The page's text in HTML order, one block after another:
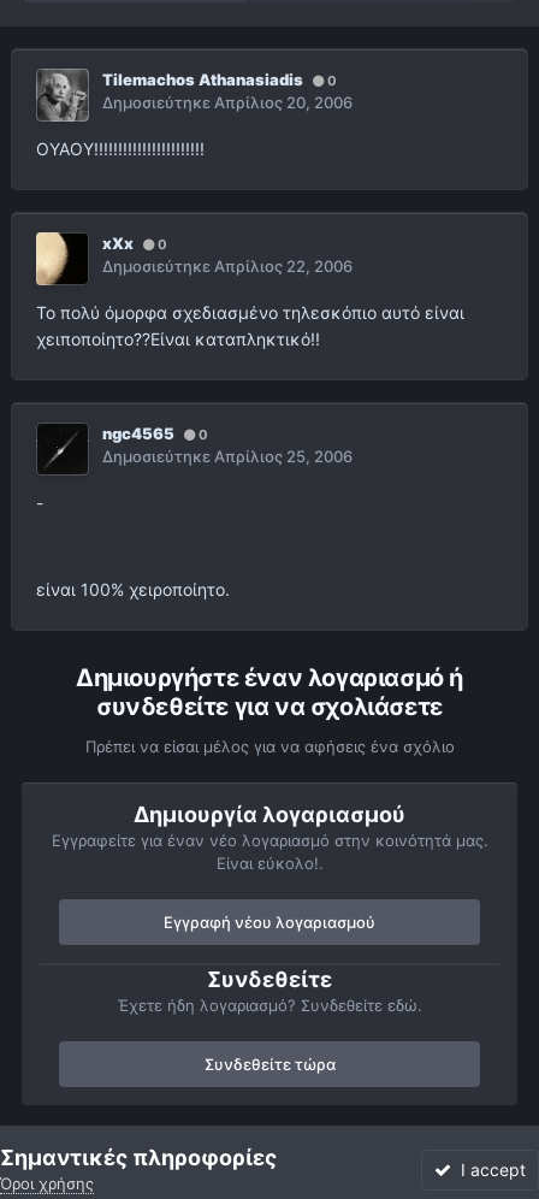
Tilemachos Athanasiadis 0
ΔημοσιεύτηκεΑπρίλιος 20, 2006
ΟΥΑΟΥ!!!!!!!!!!!!!!!!!!!!!!!
xXx 0
ΔημοσιεύτηκεΑπρίλιος 22, 2006
Το πολύ όμορφα σχεδιασμένο τηλεσκόπιο αυτό είναι
χειποποίητο??Είναι καταπληκτικό!!
ngc4565 0
ΔημοσιεύτηκεΑπρίλιος 25, 2006
-
είναι 100% χειροποίητο.
Δημιουργήστε έναν λογαριασμό ή
συνδεθείτε για να σχολιάσετε
Πρέπει να είσαι μέλος για να αφήσεις ένα σχόλιο
Δημιουργία λογαριασμού
Εγγραφείτε για έναν νέο λογαριασμό στην κοινότητά μας.
Είναι εύκολο!.
Εγγραφή νέου λογαριασμού
Συνδεθείτε
Έχετε ήδη λογαριασμό? Συνδεθείτε εδώ.
Συνδεθείτε τώρα
Αρχή Αστροφωτογραφίες Τηλεσκόπια και Εξοπλισμός
Σημαντικές πληροφορίες
Όροι χρήσης
I accept
Forum